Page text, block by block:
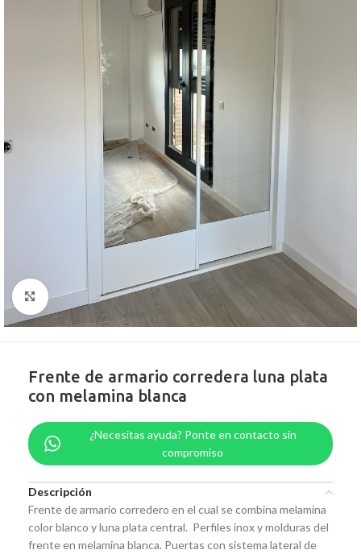
Clic para ampliar
Frente de armario corredera luna plata
con melamina blanca
¿Necesitas ayuda? Ponte en contacto sin
compromiso
Descripción
Frente de armario corredero en el cual se combina melamina
color blanco y luna plata central. Perfiles inox y molduras del
frente en melamina blanca. Puertas con sistema lateral de